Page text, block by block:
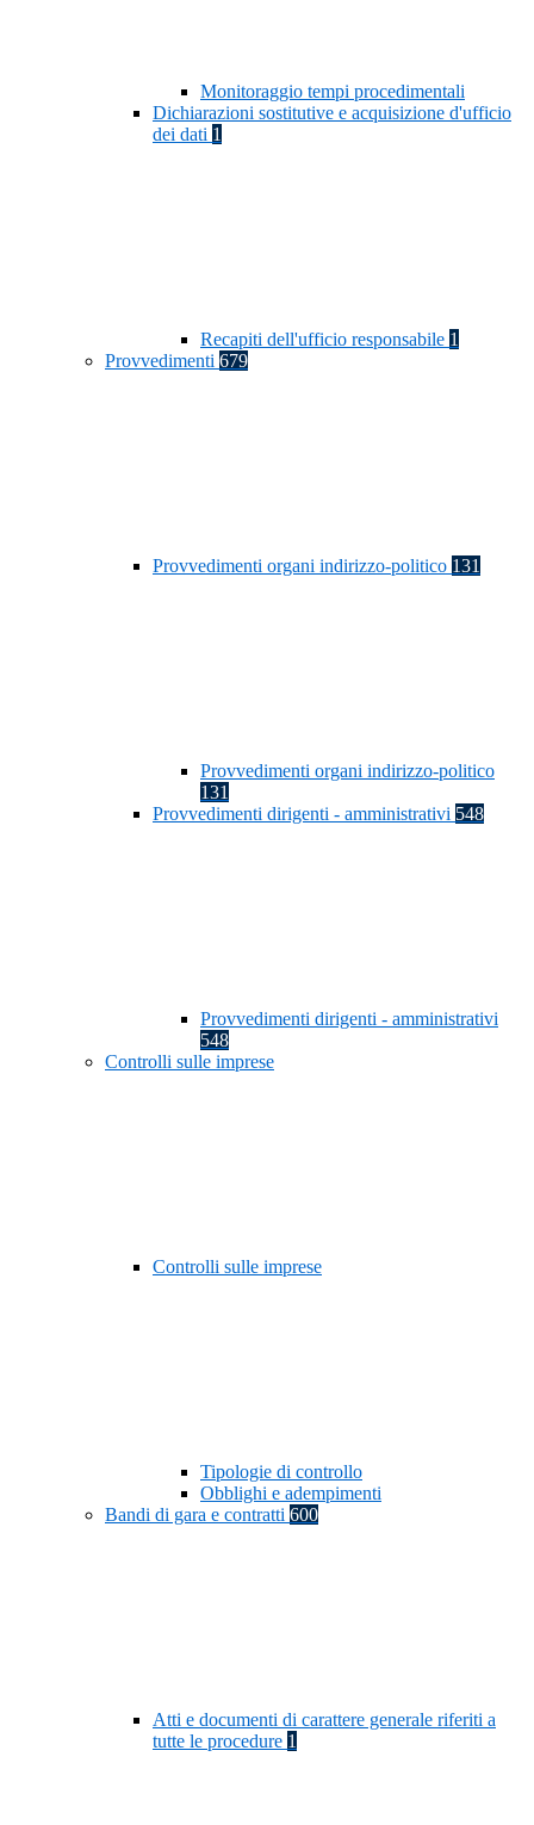
Monitoraggio tempi procedimentali
Dichiarazioni sostitutive e acquisizione d'ufficio
dei dati 1
Recapiti dell'ufficio responsabile 1
Provvedimenti 679
Provvedimenti organi indirizzo-politico 131
Provvedimenti organi indirizzo-politico
131
Provvedimenti dirigenti - amministrativi 548
Provvedimenti dirigenti - amministrativi
548
Controlli sulle imprese
Controlli sulle imprese
Tipologie di controllo
Obblighi e adempimenti
Bandi di gara e contratti 600
Atti e documenti di carattere generale riferiti a
tutte le procedure 1